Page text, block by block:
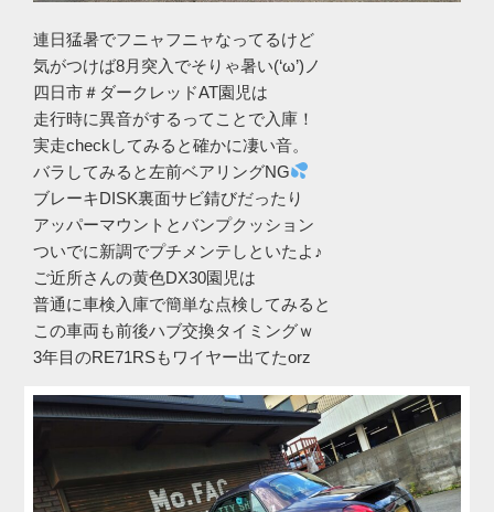
連日猛暑でフニャフニャなってるけど
気がつけば8月突入でそりゃ暑い(‘ω’)ノ
四日市＃ダークレッドAT園児は
走行時に異音がするってことで入庫！
実走checkしてみると確かに凄い音。
バラしてみると左前ベアリングNG
ブレーキDISK裏面サビ錆びだったり
アッパーマウントとバンプクッション
ついでに新調でプチメンテしといたよ♪
ご近所さんの黄色DX30園児は
普通に車検入庫で簡単な点検してみると
この車両も前後ハブ交換タイミングｗ
3年目のRE71RSもワイヤー出てたorz